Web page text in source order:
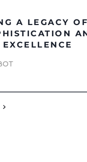
A LEGACY OF